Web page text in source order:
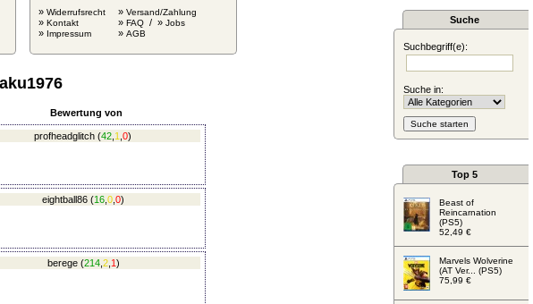
» Widerrufsrecht
» Kontakt
» Impressum
» Versand/Zahlung
» FAQ / » Jobs
» AGB
Bewertung von
profheadglitch (42 1 0)
eightball86 (16 0 0)
berege (214 2 1)
Suche
Suchbegriff(e):
Suche in:
Top 5
Beast of
Reincarnation
(PS5)
52,49 €
Marvels Wolverine
(AT Ver... (PS5)
75,99 €